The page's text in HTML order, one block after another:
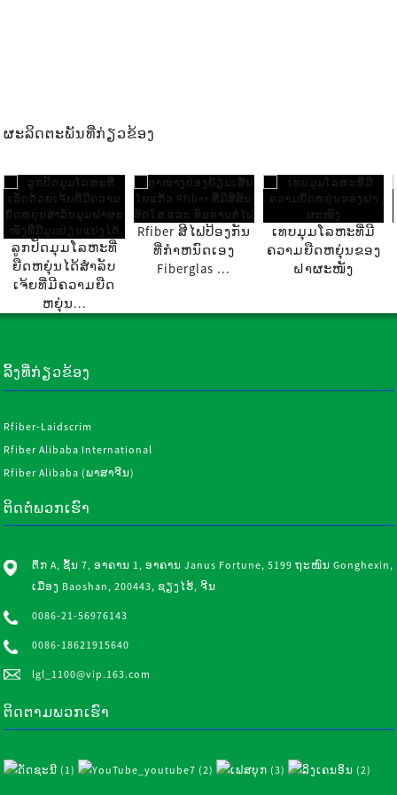
ຜະລິດຕະພັນທີ່ກ່ຽວຂ້ອງ
ລູກປັດມຸມໂລຫະທີ່
ຍືດຫຍຸ່ນໄດ້ສຳລັບ
ເຈ້ຍທີ່ມີຄວາມຍືດ
ຫຍຸ່ນ...
Rfiber ສີໄຟປ້ອງກັນ
ທີ່ກໍາຫນົດເອງ
Fiberglas ...
ເທບມຸມໂລຫະທີ່ມີ
ຄວາມຍືດຫຍຸ່ນຂອງ
ຝາຜະໜັງ
ລິ້ງທີ່ກ່ຽວຂ້ອງ
Rfiber-Laidscrim
Rfiber Alibaba International
Rfiber Alibaba (ພາສາຈີນ)
ຕິດຕໍ່ພວກເຮົາ
ຕຶກ A, ຊັ້ນ 7, ອາຄານ 1, ອາຄານ Janus Fortune, 5199 ຖະໜົນ Gonghexin,
ເມືອງ Baoshan, 200443, ຊຽງໄຮ້, ຈີນ
0086-21-56976143
0086-18621915640
lgl_1100@vip.163.com
ຕິດຕາມພວກເຮົາ